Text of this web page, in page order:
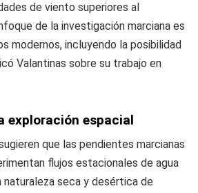
de viento superiores al
de la investigación marciana es
modernos, incluyendo la posibilidad
Valantinas sobre su trabajo en
exploración espacial
que las pendientes marcianas
flujos estacionales de agua
naturaleza seca y desértica de